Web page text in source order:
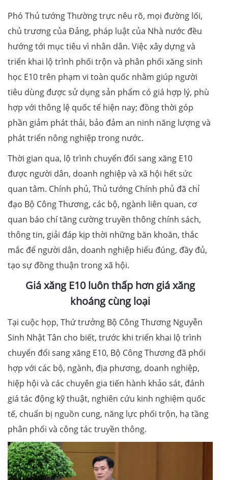
Phó Thủ tướng Thường trực nêu rõ, mọi đường lối,
chủ trương của Đảng, pháp luật của Nhà nước đều
hướng tới mục tiêu vì nhân dân. Việc xây dựng và
triển khai lộ trình phối trộn và phân phối xăng sinh
học E10 trên phạm vi toàn quốc nhằm giúp người
tiêu dùng được sử dụng sản phẩm có giá hợp lý, phù
hợp với thông lệ quốc tế hiện nay; đồng thời góp
phần giảm phát thải, bảo đảm an ninh năng lượng và
phát triển nông nghiệp trong nước.
Thời gian qua, lộ trình chuyển đổi sang xăng E10
được người dân, doanh nghiệp và xã hội hết sức
quan tâm. Chính phủ, Thủ tướng Chính phủ đã chỉ
đạo Bộ Công Thương, các bộ, ngành liên quan, cơ
quan báo chí tăng cường truyền thông chính sách,
thông tin, giải đáp kịp thời những băn khoăn, thắc
mắc để người dân, doanh nghiệp hiểu đúng, đầy đủ,
tạo sự đồng thuận trong xã hội.
Giá xăng E10 luôn thấp hơn giá xăng
khoáng cùng loại
Tại cuộc họp, Thứ trưởng Bộ Công Thương Nguyễn
Sinh Nhật Tân cho biết, trước khi triển khai lộ trình
chuyển đổi sang xăng E10, Bộ Công Thương đã phối
hợp với các bộ, ngành, địa phương, doanh nghiệp,
hiệp hội và các chuyên gia tiến hành khảo sát, đánh
giá tác động kỹ thuật, nghiên cứu kinh nghiệm quốc
tế, chuẩn bị nguồn cung, năng lực phối trộn, hạ tầng
phân phối và công tác truyền thông.